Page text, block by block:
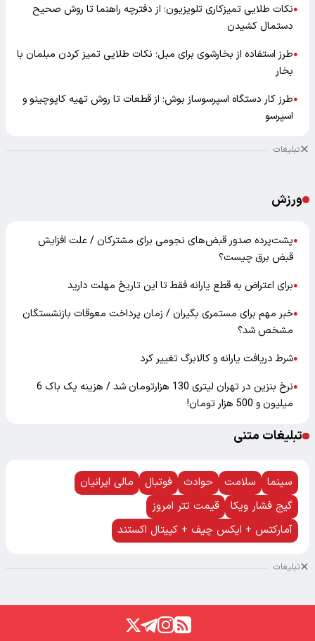
●نکات طلایی تمیزکاری تلویزیون؛ از دفترچه راهنما تا روش صحیح
دستمال کشیدن
●طرز استفاده از بخارشوی برای مبل؛ نکات طلایی تمیز کردن مبلمان با
بخار
●طرز کار دستگاه اسپرسوساز بوش؛ از قطعات تا روش تهیه کاپوچینو و
اسپرسو
تبلیغات
ورزش
●پشت‌پرده صدور قبض‌های نجومی برای مشترکان / علت افزایش
قبض برق چیست؟
●برای اعتراض به قطع یارانه فقط تا این تاریخ مهلت دارید
●خبر مهم برای مستمری بگیران / زمان پرداخت معوقات بازنشستگان
مشخص شد؟
●شرط دریافت یارانه و کالابرگ تغییر کرد
●
نرخ بنزین در تهران لیتری 130 هزارتومان شد / هزینه یک باک 6
میلیون و 500 هزار تومان!
تبلیغات متنی
سینما سلامت حوادث فوتبال
مالی ایرانیان
گیج فشار ویکا
قیمت تتر امروز
آمارکتس + ایکس چیف + کپیتال اکستند
تبلیغات